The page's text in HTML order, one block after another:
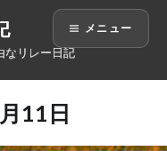
なリレー日記
メニュー
11日